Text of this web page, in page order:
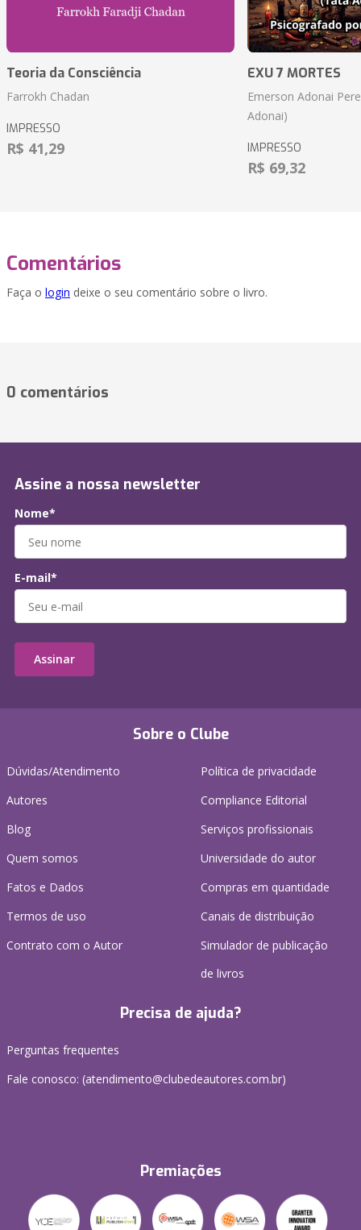
Teoria da Consciência
Farrokh Chadan
IMPRESSO
R$ 41,29
EXU 7 MORTES
Emerson Adonai
Adonai)
IMPRESSO
R$ 69,32
Comentários
Faça o login deixe o seu comentário sobre o livro.
0 comentários
Sobre o Clube
Dúvidas/Atendimento
Autores
Blog
Quem somos
Fatos e Dados
Termos de uso
Contrato com o Autor
Política de privacidade
Compliance Editorial
Serviços profissionais
Universidade do autor
Compras em quantidade
Canais de distribuição
Simulador de publicação
de livros
Precisa de ajuda?
Perguntas frequentes
Fale conosco: (atendimento@clubedeautores.com.br)
Premiações
Assine a nossa newsletter
Nome*
E-mail*
Assinar